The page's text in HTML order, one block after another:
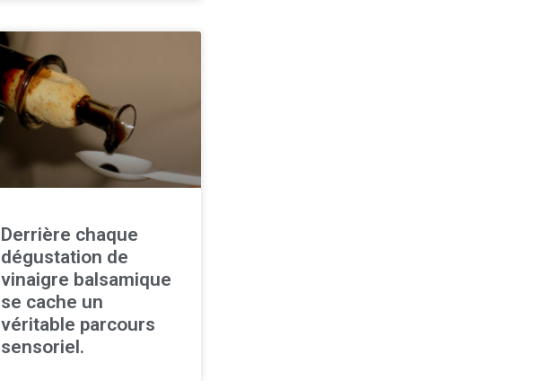
Derrière chaque
dégustation de
vinaigre balsamique
se cache un
véritable parcours
sensoriel.